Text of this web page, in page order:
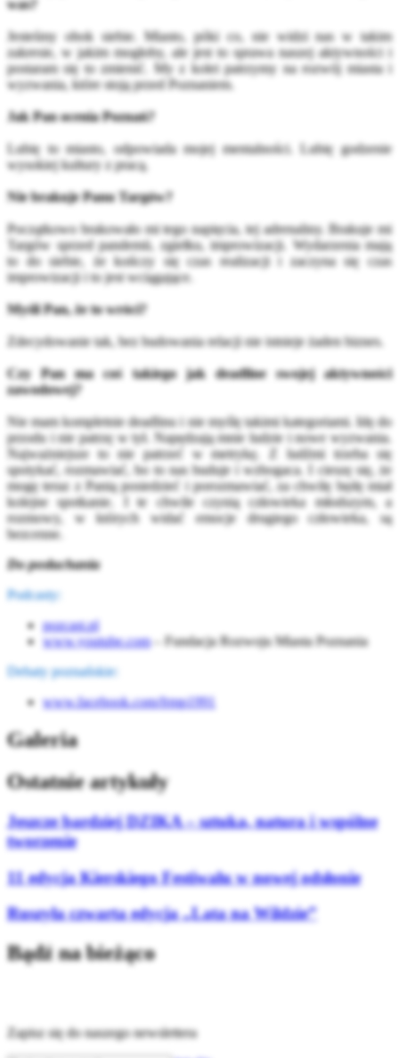
was?
Jesteśmy obok siebie. Miasto, póki co, nie widzi nas w takim
zakresie, w jakim mogłoby, ale jest to sprawa naszej aktywności i
postaram się to zmienić. My z kolei patrzymy na rozwój miasta i
wyzwania, które stoją przed Poznaniem.
Jak Pan ocenia Poznań?
Lubię to miasto, odpowiada mojej mentalności. Lubię godzenie
wysokiej kultury z pracą.
Nie brakuje Panu Targów?
Początkowo brakowało mi tego napięcia, tej adrenaliny. Brakuje mi
Targów sprzed pandemii, zgiełku, improwizacji. Wydarzenia mają
to do siebie, że kończy się czas realizacji i zaczyna się czas
improwizacji i to jest wciągające.
Myśli Pan, że to wróci?
Zdecydowanie tak, bez budowania relacji nie istnieje żaden biznes.
Czy Pan ma coś takiego jak deadline swojej aktywności
zawodowej?
Nie mam kompletnie deadlinu i nie myślę takimi kategoriami. Idę do
przodu i nie patrzę w tył. Napędzają mnie ludzie i nowe wyzwania.
Najważniejsze to nie patrzeć w metrykę. Z ludźmi trzeba się
spotykać, rozmawiać, bo to nas buduje i wzbogaca. I cieszę się, że
mogę teraz z Panią posiedzieć i porozmawiać, za chwilę będę miał
kolejne spotkanie. I te chwile czynią człowieka młodszym, a
rozmowy, w których widać emocje drugiego człowieka, są
bezcenne.
Do posłuchania
Podcasty:
pozcast.pl
www.youtube.com– Fundacja Rozwoju Miasta Poznania
Debaty poznańskie:
www.facebook.com/frmp1991
Galeria
Ostatnie artykuły
Jeszcze bardziej DZIKA – sztuka, natura i wspólne
tworzenie
11 edycja Kierskiego Festiwalu w nowej odsłonie
Ruszyła czwarta edycja „Lata na Wildzie”
Bądź na bieżąco
Zapisz się do naszego newslettera